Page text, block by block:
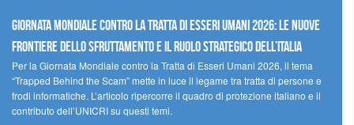
GIORNATA MONDIALE CONTRO LA TRATTA DI ESSERI UMANI 2026: LE NUOVE
FRONTIERE DELLO SFRUTTAMENTO E IL RUOLO STRATEGICO DELL’ITALIA
Per la Giornata Mondiale contro la Tratta di Esseri Umani 2026, il tema
“Trapped Behind the Scam” mette in luce il legame tra tratta di persone e
frodi informatiche. L’articolo ripercorre il quadro di protezione italiano e il
contributo dell’UNICRI su questi temi.